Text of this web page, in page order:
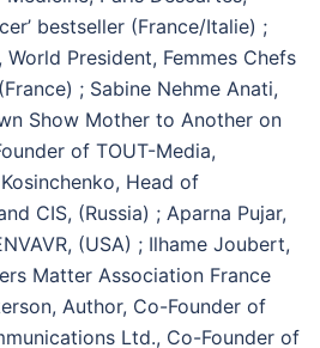
bestseller (France/Italie) ;
President, Femmes Chefs
; Sabine Nehme Anati,
Show Mother to Another on
of TOUT-Media,
Head of
CIS, (Russia) ; Aparna Pujar,
(USA) ; Ilhame Joubert,
Matter Association France
Author, Co-Founder of
Ltd., Co-Founder of